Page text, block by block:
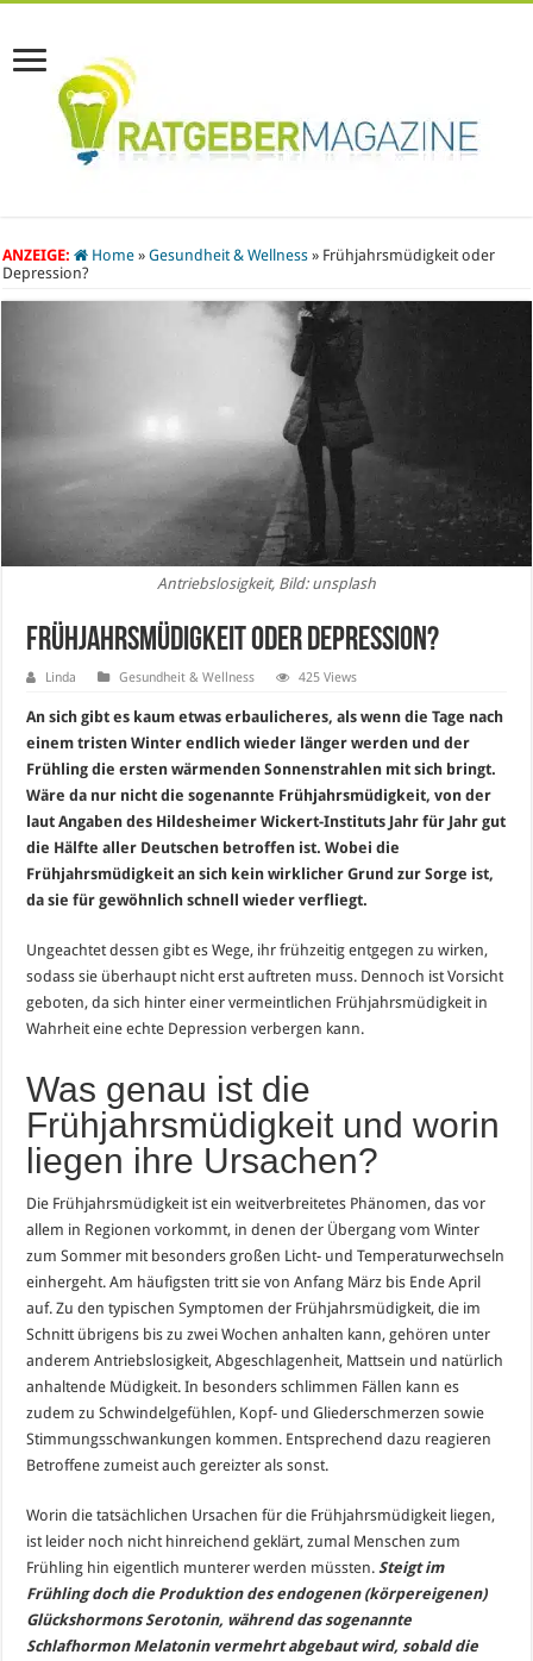
ANZEIGE: Home » Gesundheit & Wellness » Frühjahrsmüdigkeit oder
Depression?
Antriebslosigkeit, Bild: unsplash
Frühjahrsmüdigkeit oder Depression?
Linda Gesundheit & Wellness 425 Views
An sich gibt es kaum etwas erbaulicheres, als wenn die Tage nach
einem tristen Winter endlich wieder länger werden und der
Frühling die ersten wärmenden Sonnenstrahlen mit sich bringt.
Wäre da nur nicht die sogenannte Frühjahrsmüdigkeit, von der
laut Angaben des Hildesheimer Wickert-Instituts Jahr für Jahr gut
die Hälfte aller Deutschen betroffen ist. Wobei die
Frühjahrsmüdigkeit an sich kein wirklicher Grund zur Sorge ist,
da sie für gewöhnlich schnell wieder verfliegt.
Ungeachtet dessen gibt es Wege, ihr frühzeitig entgegen zu wirken,
sodass sie überhaupt nicht erst auftreten muss. Dennoch ist Vorsicht
geboten, da sich hinter einer vermeintlichen Frühjahrsmüdigkeit in
Wahrheit eine echte Depression verbergen kann.
Was genau ist die
Frühjahrsmüdigkeit und worin
liegen ihre Ursachen?
Die Frühjahrsmüdigkeit ist ein weitverbreitetes Phänomen, das vor
allem in Regionen vorkommt, in denen der Übergang vom Winter
zum Sommer mit besonders großen Licht- und Temperaturwechseln
einhergeht. Am häufigsten tritt sie von Anfang März bis Ende April
auf. Zu den typischen Symptomen der Frühjahrsmüdigkeit, die im
Schnitt übrigens bis zu zwei Wochen anhalten kann, gehören unter
anderem Antriebslosigkeit, Abgeschlagenheit, Mattsein und natürlich
anhaltende Müdigkeit. In besonders schlimmen Fällen kann es
zudem zu Schwindelgefühlen, Kopf- und Gliederschmerzen sowie
Stimmungsschwankungen kommen. Entsprechend dazu reagieren
Betroffene zumeist auch gereizter als sonst.
Worin die tatsächlichen Ursachen für die Frühjahrsmüdigkeit liegen,
ist leider noch nicht hinreichend geklärt, zumal Menschen zum
Frühling hin eigentlich munterer werden müssten. Steigt im
Frühling doch die Produktion des endogenen (körpereigenen)
Glückshormons Serotonin, während das sogenannte
Schlafhormon Melatonin vermehrt abgebaut wird, sobald die